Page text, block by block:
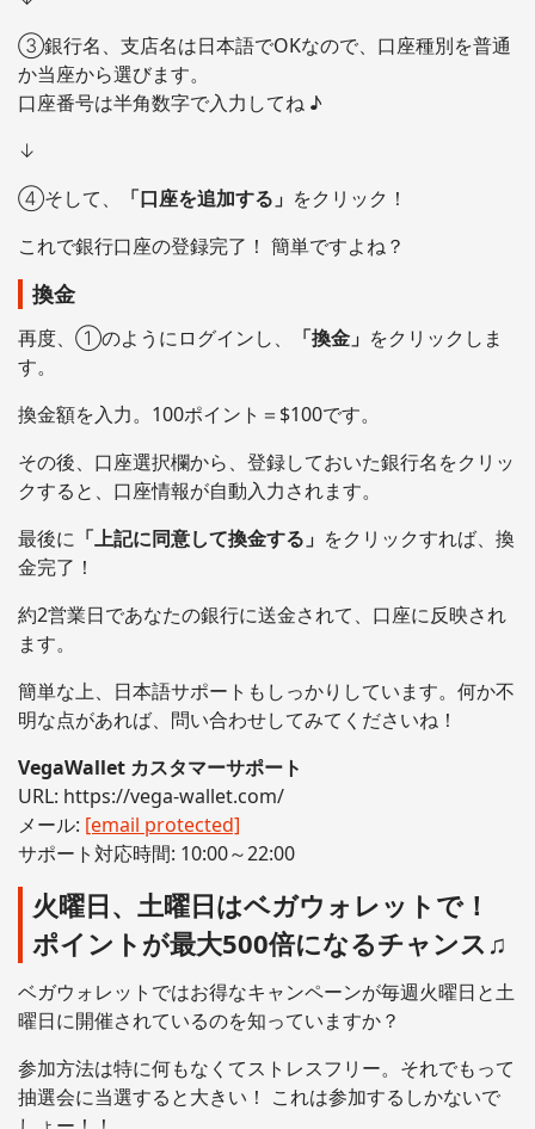
③銀行名、支店名は日本語でOKなので、口座種別を普通
か当座から選びます。
口座番号は半角数字で入力してね ♪
↓
④そして、
「口座を追加する」 をクリック！
これで銀行口座の登録完了！ 簡単ですよね？
換金
再度、①のようにログインし、 「換金」 をクリックしま
す。
換金額を入力。100ポイント＝$100です。
その後、口座選択欄から、登録しておいた銀行名をクリッ
クすると、口座情報が自動入力されます。
最後に 「上記に同意して換金する」 をクリックすれば、換
金完了！
約2営業日であなたの銀行に送金されて、口座に反映され
ます。
簡単な上、日本語サポートもしっかりしています。何か不
明な点があれば、問い合わせしてみてくださいね！
VegaWallet カスタマーサポート
URL: https://vega-wallet.com/
メール: [email protected]
サポート対応時間: 10:00～22:00
火曜日、土曜日はベガウォレットで！
ポイントが最大500倍になるチャンス♫
ベガウォレットではお得なキャンペーンが毎週火曜日と土
曜日に開催されているのを知っていますか？
参加方法は特に何もなくてストレスフリー。それでもって
抽選会に当選すると大きい！ これは参加するしかないで